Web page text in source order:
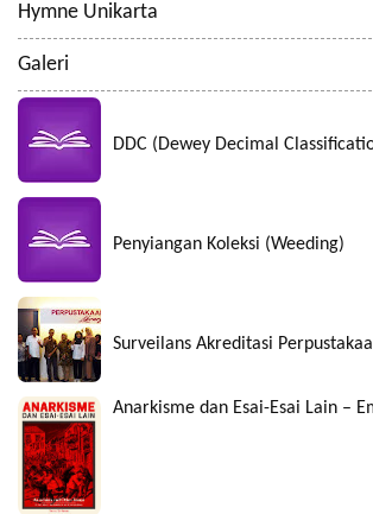
Hymne Unikarta
Galeri
DDC (Dewey Decimal
Penyiangan Koleksi (Weeding)
Surveilans Akreditasi
Anarkisme dan Esai-Esai Lain –